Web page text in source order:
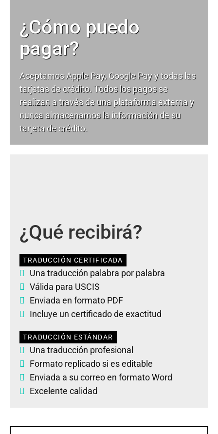
¿Cómo puedo
pagar?
Aceptamos Apple Pay, Google Pay y todas las
tarjetas de crédito. Todos los pagos se
realizan a través de una plataforma externa y
nunca almacenamos la información de su
tarjeta de crédito.
¿Qué recibirá?
TRADUCCIÓN CERTIFICADA
Una traducción palabra por palabra
Válida para USCIS
Enviada en formato PDF
Incluye un certificado de exactitud
TRADUCCIÓN ESTÁNDAR
Una traducción profesional
Formato replicado si es editable
Enviada a su correo en formato Word
Excelente calidad